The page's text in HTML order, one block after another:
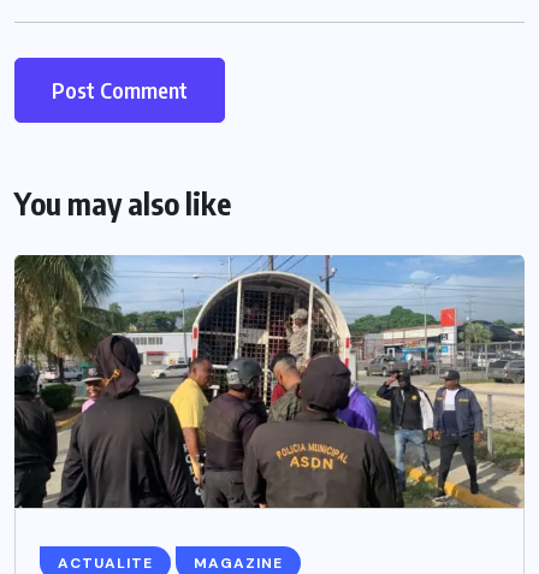
You may also like
ACTUALITE MAGAZINE